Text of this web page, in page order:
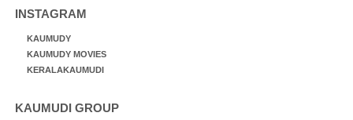
INSTAGRAM
KAUMUDY
KAUMUDY MOVIES
KERALAKAUMUDI
KAUMUDI GROUP